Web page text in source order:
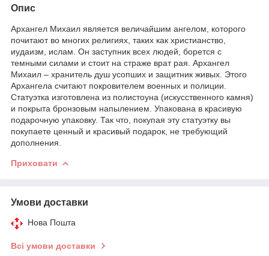
Опис
Архангел Михаил является величайшим ангелом, которого
почитают во многих религиях, таких как христианство,
иудаизм, ислам. Он заступник всех людей, борется с
темными силами и стоит на страже врат рая. Архангел
Михаил – хранитель душ усопших и защитник живых. Этого
Архангела считают покровителем военных и полиции.
Статуэтка изготовлена из полистоуна (искусственного камня)
и покрыта бронзовым напылением. Упакована в красивую
подарочную упаковку. Так что, покупая эту статуэтку вы
покупаете ценный и красивый подарок, не требующий
дополнения.
Приховати
Умови доставки
Нова Пошта
Всі умови доставки